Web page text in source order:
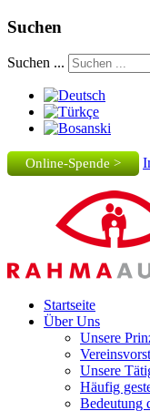
Suchen
Suchen ...
Online-Spende >
Startseite
Über Uns
Unsere
Unsere
Häufig
Bedeutung